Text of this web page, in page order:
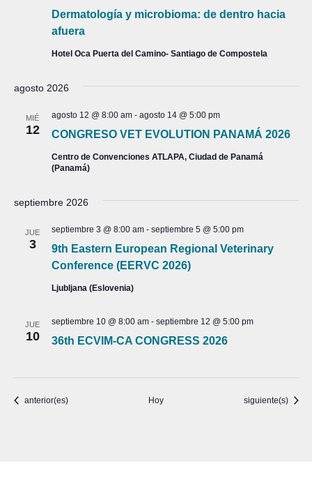
Dermatología y microbioma: de dentro hacia
afuera
Hotel Oca Puerta del Camino- Santiago de Compostela
agosto 2026
MIÉ
12 CONGRESO VET EVOLUTION PANAMÁ 2026
agosto 12 @ 8:00 am- agosto 14 @ 5:00 pm
Centro de Convenciones ATLAPA, Ciudad de Panamá
(Panamá)
septiembre 2026
JUE
3
9th Eastern European Regional Veterinary
Conference (EERVC 2026)
septiembre 3 @ 8:00 am- septiembre 5 @ 5:00 pm
Ljubljana (Eslovenia)
JUE
10 36th ECVIM-CA CONGRESS 2026
septiembre 10 @ 8:00 am- septiembre 12 @ 5:00 pm
Eventos
anterior(es) Hoy Eventos
siguiente(s)